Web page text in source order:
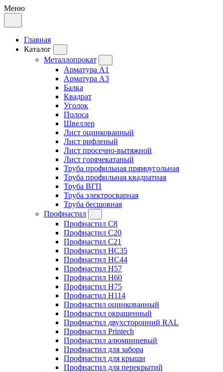
Меню
Главная
Каталог
Металлопрокат
Арматура А1
Арматура А3
Балка
Квадрат
Уголок
Полоса
Швеллер
Лист оцинкованный
Лист рифленый
Лист просечно-вытяжной
Лист горячекатаный
Труба профильная прямоугольная
Труба профильная квадратная
Труба ВГП
Труба электросварная
Труба бесшовная
Профнастил
Профнастил C8
Профнастил C20
Профнастил C21
Профнастил HC35
Профнастил HC44
Профнастил H57
Профнастил H60
Профнастил H75
Профнастил H114
Профнастил оцинкованный
Профнастил окрашенный
Профнастил двухсторонний RAL
Профнастил Printech
Профнастил алюминиевый
Профнастил для забора
Профнастил для крыши
Профнастил для перекрытий